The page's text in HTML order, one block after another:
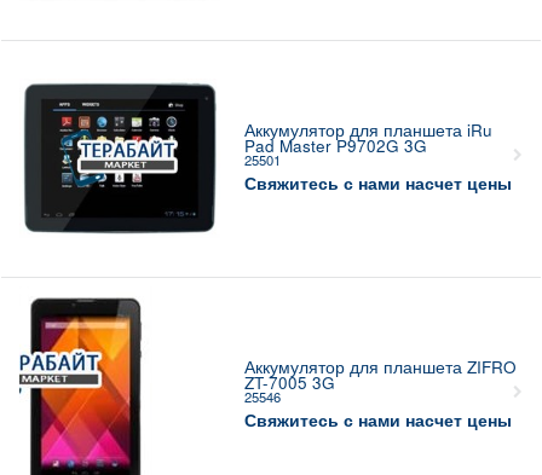
Аккумулятор для планшета iRu
Pad Master P9702G 3G
25501
Свяжитесь с нами насчет цены
Аккумулятор для планшета ZIFRO
ZT-7005 3G
25546
Свяжитесь с нами насчет цены